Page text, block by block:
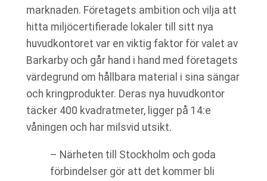
marknaden. Företagets ambition och vilja att
hitta miljöcertifierade lokaler till sitt nya
huvudkontoret var en viktig faktor för valet av
Barkarby och går hand i hand med företagets
värdegrund om hållbara material i sina sängar
och kringprodukter. Deras nya huvudkontor
täcker 400 kvadratmeter, ligger på 14:e
våningen och har milsvid utsikt.
– Närheten till Stockholm och goda
förbindelser gör att det kommer bli